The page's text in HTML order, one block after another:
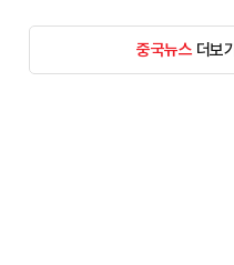
중국뉴스더보기